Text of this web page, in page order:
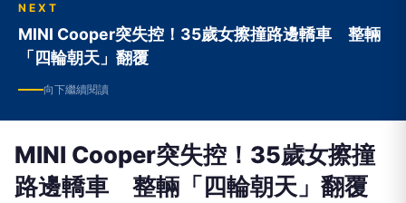
NEXT
MINI Cooper突失控！35歲女擦撞路邊轎車 整輛
「四輪朝天」翻覆
向下繼續閱讀
MINI Cooper突失控！35歲女擦撞
路邊轎車 整輛「四輪朝天」翻覆